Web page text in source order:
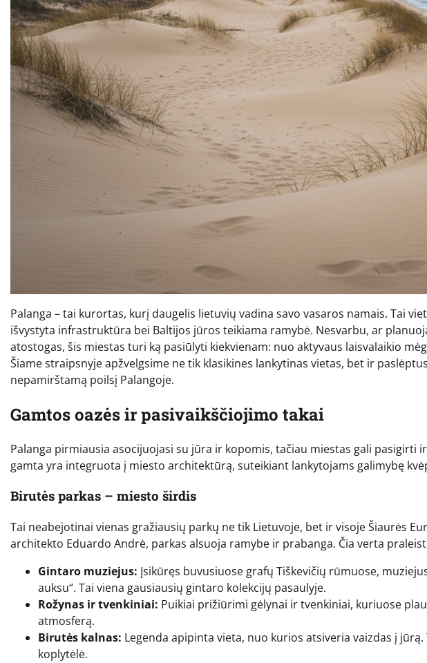
Palanga – tai kurortas, kurį daugelis lietuvių vadina savo vasaros namais. Tai
išvystyta infrastruktūra bei Baltijos jūros teikiama ramybė. Nesvarbu, ar
atostogas, šis miestas turi ką pasiūlyti kiekvienam: nuo aktyvaus laisvalaikio
Šiame straipsnyje apžvelgsime ne tik klasikines lankytinas vietas, bet ir
nepamirštamą poilsį Palangoje.
Gamtos oazės ir pasivaikščiojimo takai
Palanga pirmiausia asocijuojasi su jūra ir kopomis, tačiau miestas gali pasigirti
gamta yra integruota į miesto architektūrą, suteikiant lankytojams galimybę
Birutės parkas – miesto širdis
Tai neabejotinai vienas gražiausių parkų ne tik Lietuvoje, bet ir visoje Šiaurės
architekto Eduardo Andrė, parkas alsuoja ramybe ir prabanga. Čia verta
Gintaro muziejus: Įsikūręs buvusiuose grafų Tiškevičių rūmuose,
auksu“. Tai viena gausiausių gintaro kolekcijų pasaulyje.
Rožynas ir tvenkiniai: Puikiai prižiūrimi gėlynai ir tvenkiniai, kuriuose
atmosferą.
Birutės kalnas: Legenda apipinta vieta, nuo kurios atsiveria vaizdas į
koplytėlė.